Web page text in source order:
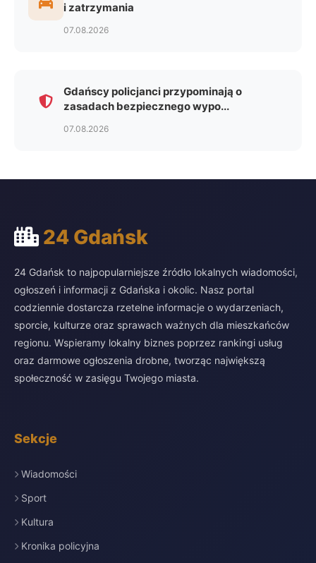
i zatrzymania
07.08.2026
Gdańscy policjanci przypominają o
zasadach bezpiecznego wypo...
07.08.2026
24 Gdańsk
24 Gdańsk to najpopularniejsze źródło lokalnych wiadomości,
ogłoszeń i informacji z Gdańska i okolic. Nasz portal
codziennie dostarcza rzetelne informacje o wydarzeniach,
sporcie, kulturze oraz sprawach ważnych dla mieszkańców
regionu. Wspieramy lokalny biznes poprzez rankingi usług
oraz darmowe ogłoszenia drobne, tworząc największą
społeczność w zasięgu Twojego miasta.
Sekcje
Wiadomości
Sport
Kultura
Kronika policyjna